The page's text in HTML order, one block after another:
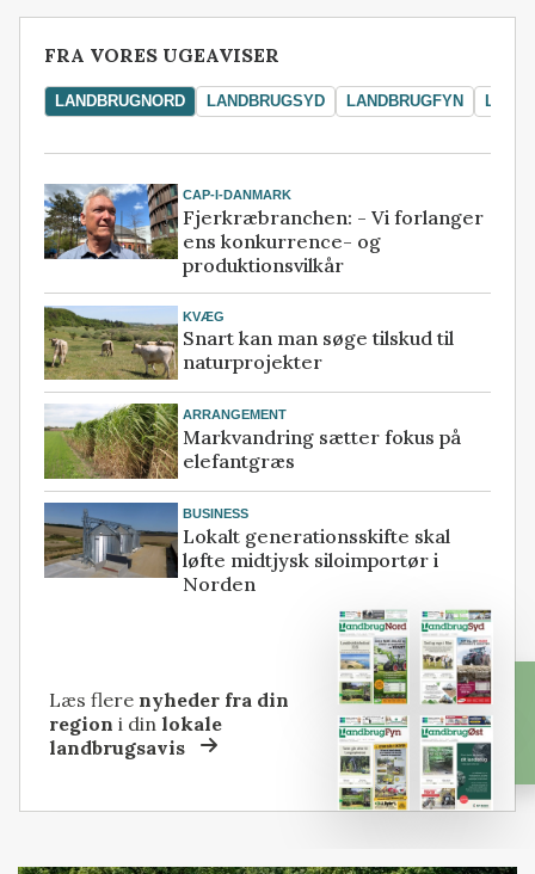
FRA VORES UGEAVISER
LANDBRUGNORD LANDBRUGSYD LANDBRUGFYN
CAP-I-DANMARK
Fjerkræbranchen: - Vi forlanger
ens konkurrence- og
produktionsvilkår
KVÆG
Snart kan man søge tilskud til
naturprojekter
ARRANGEMENT
Markvandring sætter fokus på
elefantgræs
BUSINESS
Lokalt generationsskifte skal
løfte midtjysk siloimportør i
Norden
Læs flere nyheder fra din
region i dinlokale
landbrugsavis